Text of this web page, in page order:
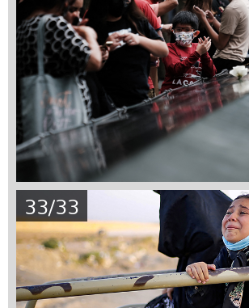
33/33